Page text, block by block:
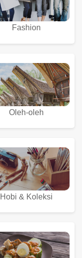
Fashion
Oleh-oleh
Hobi & Koleksi